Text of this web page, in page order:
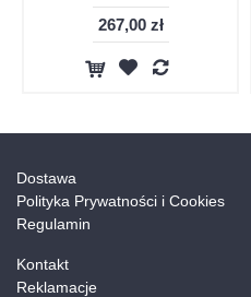
267,00 zł
Dostawa
Polityka Prywatności i Cookies
Regulamin
Kontakt
Reklamacje